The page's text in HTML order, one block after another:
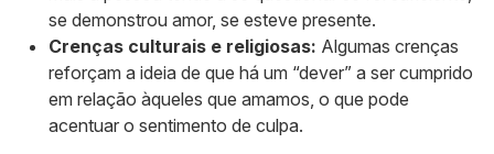
se demonstrou amor, se esteve presente.
Crenças culturais e religiosas: Algumas crenças
reforçam a ideia de que há um “dever” a ser cumprido
em relação àqueles que amamos, o que pode
acentuar o sentimento de culpa.